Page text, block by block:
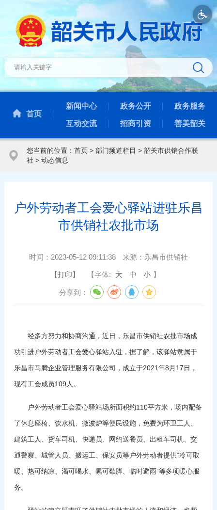
首页
新闻中心 政务公开 政务服务
互动交流 招商引资 善美韶关
您当前的位置： 首页> 部门频道栏目 > 韶关市供销合作联
社 > 动态信息
户外劳动者工会爱心驿站进驻乐昌
市供销社农批市场
时间： 2023-05-12 09:11:38 来源： 乐昌市供销社
【打印】 【字体: 大 中 小 】
分享到：
经多方努力和协商沟通，近日，乐昌市供销社农批市场成
功引进户外劳动者工会爱心驿站入驻，据了解，该驿站隶属于
乐昌市马腾企业管理服务有限公司，成立于2021年8月17日，
现有工会成员109人。
户外劳动者工会爱心驿站场所面积约110平方米，场内配备
了休息座椅、饮水机、微波炉等便民设施，免费为环卫工人、
建筑工人、货车司机、快递员、网约送餐员、出租车司机、交
通警察、城管人员、搬运工、保安员等户外劳动者提供“冷可取
暖、热可纳凉、渴可喝水、累可歇脚、临时避雨”等多项暖心服
务。